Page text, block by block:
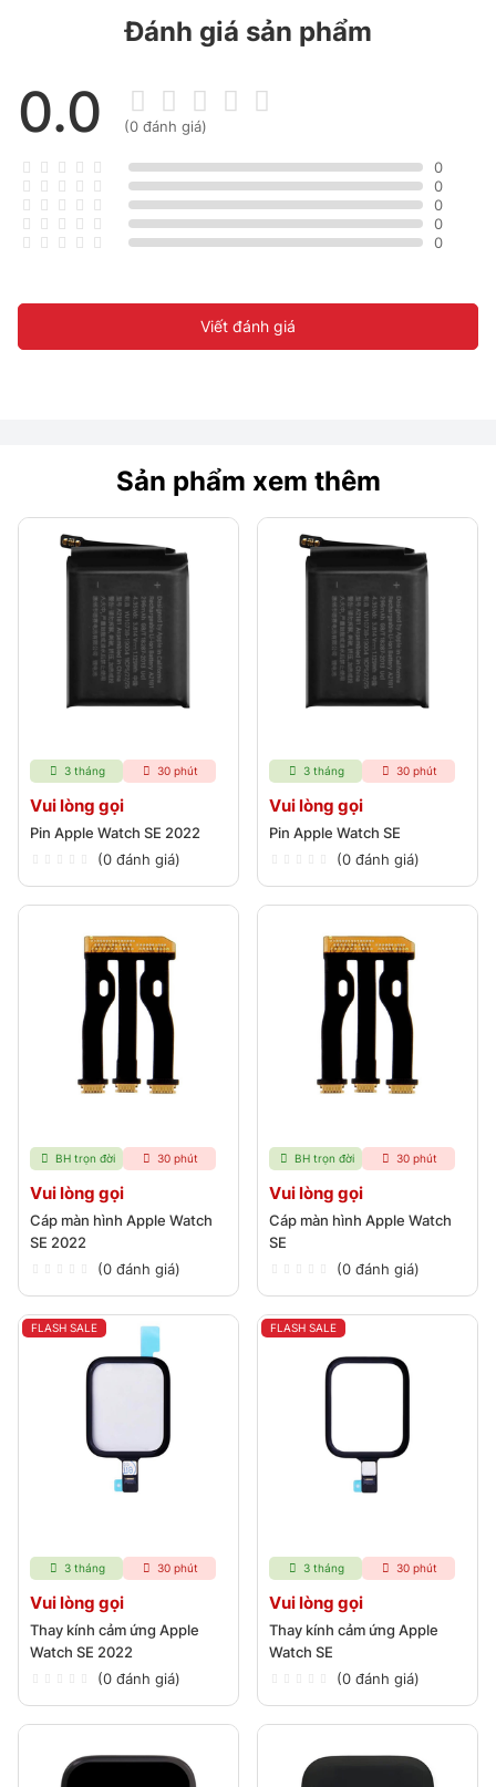
Đánh giá sản phẩm
0.0 (0 đánh giá)
0
0
0
0
0
Viết đánh giá
Sản phẩm xem thêm
3 tháng 30 phút
Vui lòng gọi
Pin Apple Watch SE 2022
(0 đánh giá)
3 tháng 30 phút
Vui lòng gọi
Pin Apple Watch SE
(0 đánh giá)
BH trọn đời 30 phút
Vui lòng gọi
Cáp màn hình Apple Watch
SE 2022
(0 đánh giá)
BH trọn đời 30 phút
Vui lòng gọi
Cáp màn hình Apple Watch
SE
(0 đánh giá)
FLASH SALE
3 tháng 30 phút
Vui lòng gọi
Thay kính cảm ứng Apple
Watch SE 2022
(0 đánh giá)
FLASH SALE
3 tháng 30 phút
Vui lòng gọi
Thay kính cảm ứng Apple
Watch SE
(0 đánh giá)